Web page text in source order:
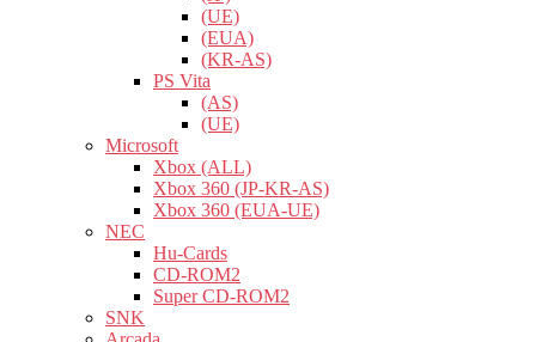
(UE)
(EUA)
(KR-AS)
PS Vita
(AS)
(UE)
Microsoft
Xbox (ALL)
Xbox 360 (JP-KR-AS)
Xbox 360 (EUA-UE)
NEC
Hu-Cards
CD-ROM2
Super CD-ROM2
SNK